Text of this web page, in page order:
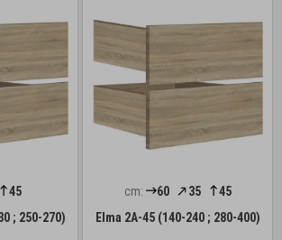
45
; 250-270)
cm: 60 35
45
Elma 2A-45 (140-240 ; 280-400)